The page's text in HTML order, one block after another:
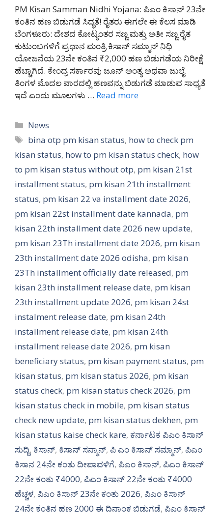
PM Kisan Samman Nidhi Yojana: ಪಿಎಂ ಕಿಸಾನ್ 23ನೇ
ಕಂತಿನ ಹಣ ಬಿಡುಗಡೆ ಸಿದ್ಧತೆ! ರೈತರು ಈಗಲೇ ಈ ಕೆಲಸ ಮಾಡಿ
ಬೆಂಗಳೂರು: ದೇಶದ ಕೋಟ್ಯಂತರ ಸಣ್ಣ ಮತ್ತು ಅತೀ ಸಣ್ಣ ರೈತ
ಕುಟುಂಬಗಳಿಗೆ ಪ್ರಧಾನ ಮಂತ್ರಿ ಕಿಸಾನ್ ಸಮ್ಮಾನ್ ನಿಧಿ
ಯೋಜನೆಯ 23ನೇ ಕಂತಿನ ₹2,000 ಹಣ ಬಿಡುಗಡೆಯ ನಿರೀಕ್ಷೆ
ಹೆಚ್ಚಾಗಿದೆ. ಕೇಂದ್ರ ಸರ್ಕಾರವು ಜೂನ್ ಅಂತ್ಯ ಅಥವಾ ಜುಲೈ
ತಿಂಗಳ ಮೊದಲ ವಾರದಲ್ಲಿ ಹಣವನ್ನು ಬಿಡುಗಡೆ ಮಾಡುವ ಸಾಧ್ಯತೆ
ಇದೆ ಎಂದು ಮೂಲಗಳು … Read more
Categories
News
Tags
bina otp pm kisan status, how to check pm
kisan status, how to pm kisan status check, how
to pm kisan status without otp, pm kisan 21st
installment status, pm kisan 21th installment
status, pm kisan 22 va installment date 2026,
pm kisan 22st installment date kannada, pm
kisan 22th installment date 2026 new update,
pm kisan 23Th installment date 2026, pm kisan
23th installment date 2026 odisha, pm kisan
23Th installment officially date released, pm
kisan 23th installment release date, pm kisan
23th installment update 2026, pm kisan 24st
instalment release date, pm kisan 24th
installment release date, pm kisan 24th
installment release date 2026, pm kisan
beneficiary status, pm kisan payment status, pm
kisan status, pm kisan status 2026, pm kisan
status check, pm kisan status check 2026, pm
kisan status check in mobile, pm kisan status
check new update, pm kisan status dekhen, pm
kisan status kaise check kare, ಕರ್ನಾಟಕ ಪಿಎಂ ಕಿಸಾನ್
ಸುದ್ದಿ, ಕಿಸಾನ್, ಕಿಸಾನ್ ಸನ್ಮಾನ್, ಪಿ ಎಂ ಕಿಸಾನ್ ಸಮ್ಮಾನ್, ಪಿಎಂ
ಕಿಸಾನ 24ನೇ ಕಂತು ದೀಪಾವಳಿಗೆ, ಪಿಎಂ ಕಿಸಾನ್, ಪಿಎಂ ಕಿಸಾನ್
22ನೇ ಕಂತು ₹4000, ಪಿಎಂ ಕಿಸಾನ್ 22ನೇ ಕಂತು ₹4000
ಹೆಚ್ಚಳ, ಪಿಎಂ ಕಿಸಾನ್ 23ನೇ ಕಂತು 2026, ಪಿಎಂ ಕಿಸಾನ್
24ನೇ ಕಂತಿನ ಹಣ 2000 ಈ ದಿನಾಂಕ ಬಿಡುಗಡೆ, ಪಿಎಂ ಕಿಸಾನ್